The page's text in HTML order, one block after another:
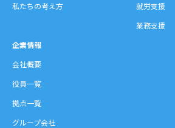
私たちの考え方
就労支援
業務支援
企業情報
会社概要
役員一覧
拠点一覧
グループ会社